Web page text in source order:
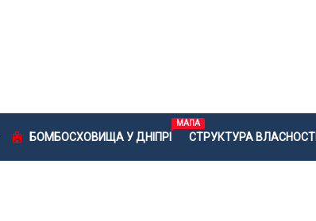
БОМБОСХОВИЩА У ДНІПРІ
МАПА
СТРУКТУРА ВЛАСНОСТІ